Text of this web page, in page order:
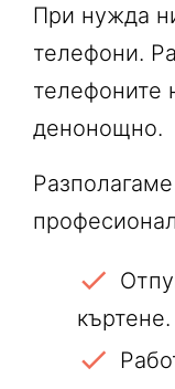
При нужда
телефони.
телефоните
денонощно.
къртене.